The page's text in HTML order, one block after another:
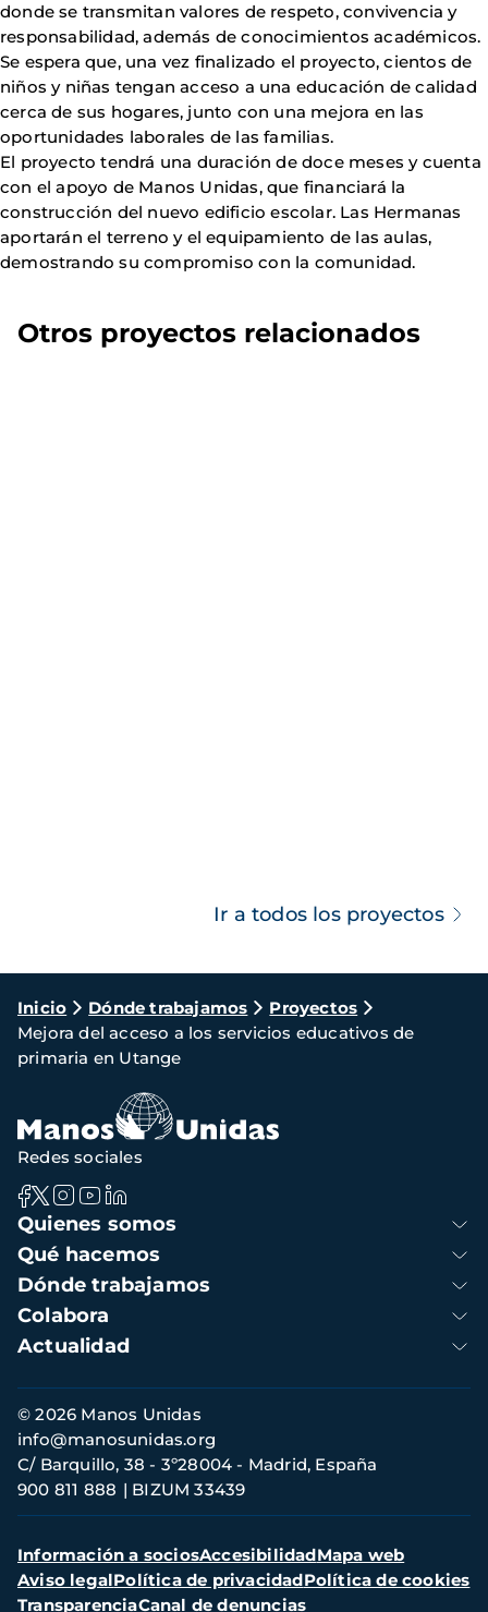
donde se transmitan valores de respeto, convivencia y
responsabilidad, además de conocimientos académicos.
Se espera que, una vez finalizado el proyecto, cientos de
niños y niñas tengan acceso a una educación de calidad
cerca de sus hogares, junto con una mejora en las
oportunidades laborales de las familias.
El proyecto tendrá una duración de doce meses y cuenta
con el apoyo de Manos Unidas, que financiará la
construcción del nuevo edificio escolar. Las Hermanas
aportarán el terreno y el equipamiento de las aulas,
demostrando su compromiso con la comunidad.
Otros proyectos relacionados
Ir a todos los proyectos
Ruta
de
navegación
Inicio Dónde trabajamos
Proyectos
Mejora del acceso a los servicios educativos de
primaria en Utange
Navegación
principal
Quienes somos
Qué hacemos
Dónde trabajamos
Colabora
Actualidad
Redes sociales
Información
de
contacto
© 2026 Manos Unidas
C/ Barquillo, 38 - 3º28004 - Madrid, España
900 811 888
BIZUM 33439
info@manosunidas.org
Menú
secundario
Información a sociosAccesibilidadMapa web
Aviso legalPolítica de privacidadPolítica de cookies
TransparenciaCanal de denuncias